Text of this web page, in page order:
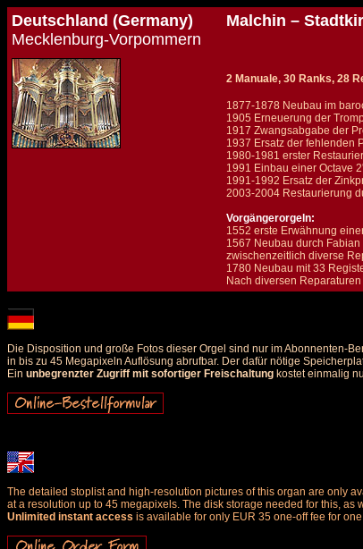
Deutschland (Germany)
Mecklenburg-Vorpommern
Malchin –
2 Manuale, 30 Ranks, 28
1877-1878 Neubau im
1905 Erneuerung der
1917 Zwangsabgabe der
1937 Ersatz der fehlenden
1980-1981 erster
1991 Einbau einer Octave
1991-1992 Ersatz der
2003-2004 Restaurierung
Vorgängerorgeln:
1552 erste Erwähnung
1567 Neubau durch
zwischenzeitlich diverse
1780 Neubau mit 33
Nach diversen
Die Disposition und große Fotos dieser Orgel sind nur im Abonnenten-
in bis zu 45 Megapixeln Auflösung abrufbar. Der dafür nötige
Ein unbegrenzter Zugriff mit sofortiger Freischaltung kostet einmalig
The detailed stoplist and high-resolution pictures of this organ are only
at a resolution up to 45 megapixels. The disk storage needed for this,
Unlimited instant access is available for only EUR 35 one-off fee for